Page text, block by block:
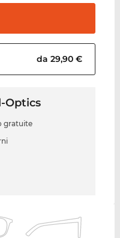
da 29,90 €
Optics
gratuite